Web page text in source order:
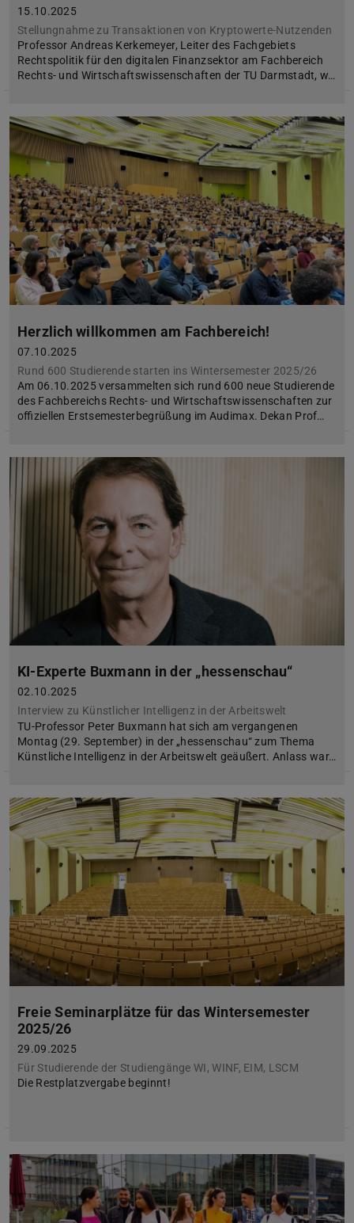
15.10.2025
Stellungnahme zu Transaktionen von Kryptowerte-Nutzenden
Professor Andreas Kerkemeyer, Leiter des Fachgebiets
Rechtspolitik für den digitalen Finanzsektor am Fachbereich
Rechts- und Wirtschaftswissenschaften der TU Darmstadt, w…
Herzlich willkommen am Fachbereich!
07.10.2025
Rund 600 Studierende starten ins Wintersemester 2025/26
Am 06.10.2025 versammelten sich rund 600 neue Studierende
des Fachbereichs Rechts- und Wirtschaftswissenschaften zur
offiziellen Erstsemesterbegrüßung im Audimax. Dekan Prof…
KI-Experte Buxmann in der „hessenschau“
02.10.2025
Interview zu Künstlicher Intelligenz in der Arbeitswelt
TU-Professor Peter Buxmann hat sich am vergangenen
Montag (29. September) in der „hessenschau“ zum Thema
Künstliche Intelligenz in der Arbeitswelt geäußert. Anlass war…
Freie Seminarplätze für das Wintersemester
2025/26
29.09.2025
Für Studierende der Studiengänge WI, WINF, EIM, LSCM
Die Restplatzvergabe beginnt!